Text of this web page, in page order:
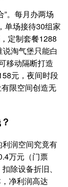
”。每月办两场
单场接待30组家
定制套餐1288
淘气堡只能白
移动隔断打造
元，夜间时段
限空间创造无
润空间究竟有
万元（门票
除设备折旧、
净利润高达